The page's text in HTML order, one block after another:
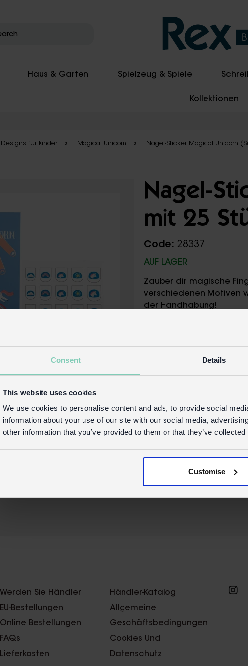
Consent Details
This website uses cookies
We use cookies to personalise content and ads, to provide social
information about your use of our site with our social media,
other information that you’ve provided to them or that they’ve
Customise
Haus & Garten Spielzeug & Spiele
Kollektionen
Designs für Kinder Magical Unicorn Nagel-Sticker Magical Unicorn
Nagel-
mit 25
Code: 28337
AUF LAGER
Zauber dir magische
verschiedenen Motiven
der Handhabung!
Sicherheit und Pflege
Werden Sie Händler
EU-Bestellungen
Online Bestellungen
FAQs
Lieferkosten
Händler-Katalog
Allgemeine
Geschäftsbedingungen
Cookies Und
Datenschutz